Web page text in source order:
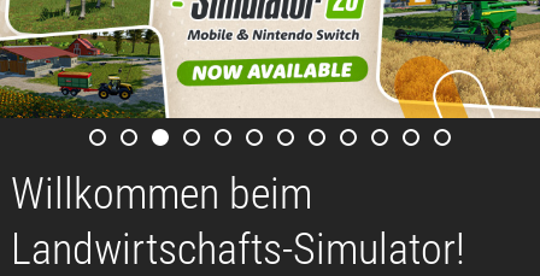
Willkommen beim
Landwirtschafts-Simulator!